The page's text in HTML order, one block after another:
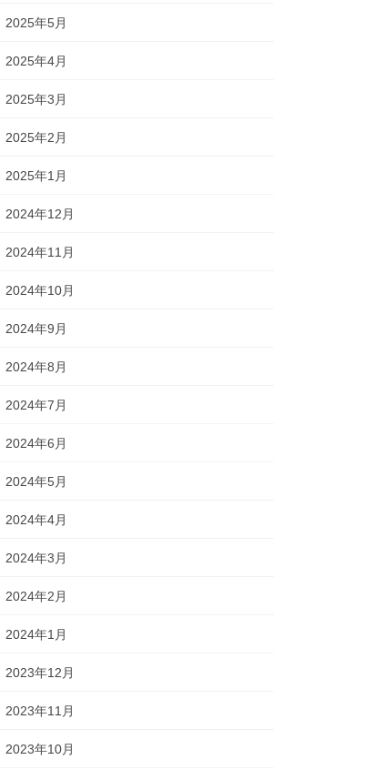
2025年5月
2025年4月
2025年3月
2025年2月
2025年1月
2024年12月
2024年11月
2024年10月
2024年9月
2024年8月
2024年7月
2024年6月
2024年5月
2024年4月
2024年3月
2024年2月
2024年1月
2023年12月
2023年11月
2023年10月